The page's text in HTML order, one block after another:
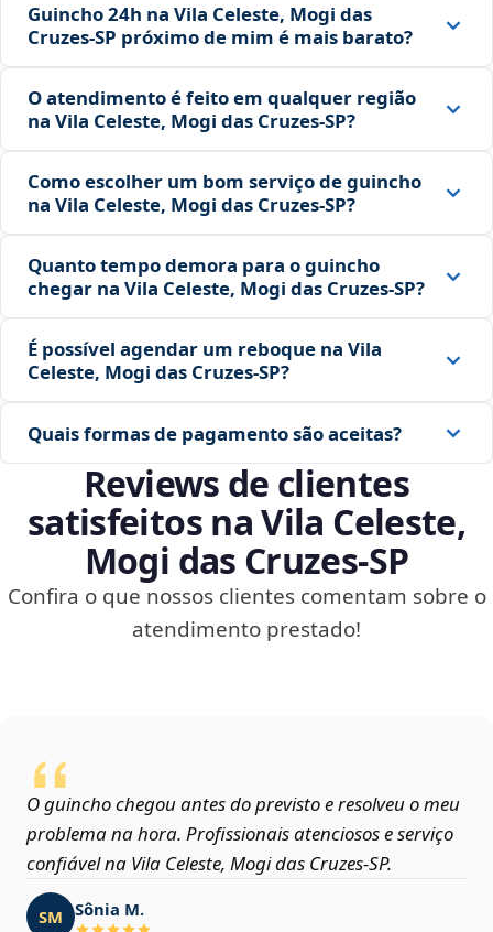
Guincho 24h na Vila Celeste, Mogi das
Cruzes‑SP próximo de mim é mais barato?
O atendimento é feito em qualquer região
na Vila Celeste, Mogi das Cruzes‑SP?
Como escolher um bom serviço de guincho
na Vila Celeste, Mogi das Cruzes‑SP?
Quanto tempo demora para o guincho
chegar na Vila Celeste, Mogi das Cruzes‑SP?
É possível agendar um reboque na Vila
Celeste, Mogi das Cruzes‑SP?
Quais formas de pagamento são aceitas?
Reviews de clientes
satisfeitos na Vila Celeste,
Mogi das Cruzes‑SP
Confira o que nossos clientes comentam sobre o
atendimento prestado!
O guincho chegou antes do previsto e resolveu o meu
problema na hora. Profissionais atenciosos e serviço
confiável na Vila Celeste, Mogi das Cruzes‑SP.
SM Sônia M.